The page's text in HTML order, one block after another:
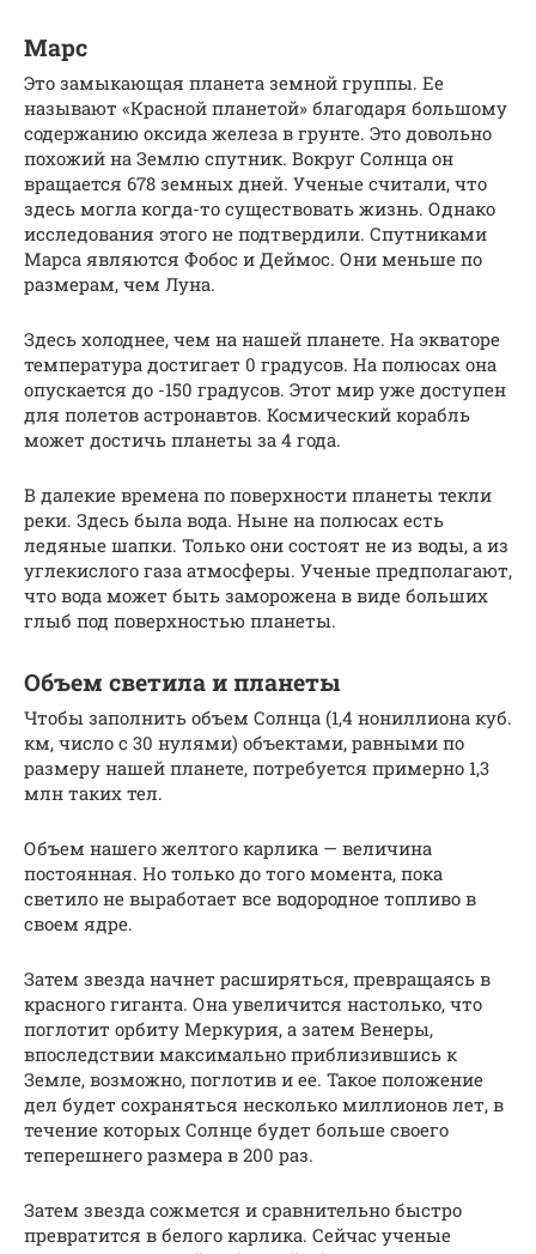
Марс
Это замыкающая планета земной группы. Ее
называют «Красной планетой» благодаря большому
содержанию оксида железа в грунте. Это довольно
похожий на Землю спутник. Вокруг Солнца он
вращается 678 земных дней. Ученые считали, что
здесь могла когда-то существовать жизнь. Однако
исследования этого не подтвердили. Спутниками
Марса являются Фобос и Деймос. Они меньше по
размерам, чем Луна.
Здесь холоднее, чем на нашей планете. На экваторе
температура достигает 0 градусов. На полюсах она
опускается до -150 градусов. Этот мир уже доступен
для полетов астронавтов. Космический корабль
может достичь планеты за 4 года.
В далекие времена по поверхности планеты текли
реки. Здесь была вода. Ныне на полюсах есть
ледяные шапки. Только они состоят не из воды, а из
углекислого газа атмосферы. Ученые предполагают,
что вода может быть заморожена в виде больших
глыб под поверхностью планеты.
Объем светила и планеты
Чтобы заполнить объем Солнца (1,4 нониллиона куб.
км, число с 30 нулями) объектами, равными по
размеру нашей планете, потребуется примерно 1,3
млн таких тел.
Объем нашего желтого карлика — величина
постоянная. Но только до того момента, пока
светило не выработает все водородное топливо в
своем ядре.
Затем звезда начнет расширяться, превращаясь в
красного гиганта. Она увеличится настолько, что
поглотит орбиту Меркурия, а затем Венеры,
впоследствии максимально приблизившись к
Земле, возможно, поглотив и ее. Такое положение
дел будет сохраняться несколько миллионов лет, в
течение которых Солнце будет больше своего
теперешнего размера в 200 раз.
Затем звезда сожмется и сравнительно быстро
превратится в белого карлика. Сейчас ученые